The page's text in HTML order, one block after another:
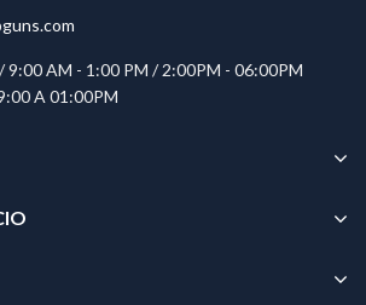
9:00 AM - 1:00 PM / 2:00PM - 06:00PM
A 01:00PM